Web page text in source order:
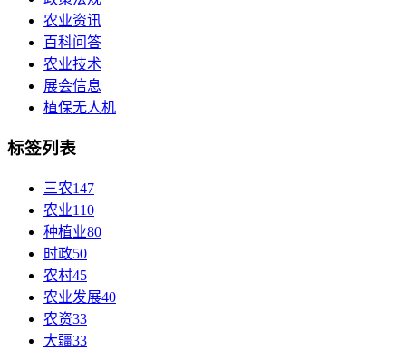
农业资讯
百科问答
农业技术
展会信息
植保无人机
标签列表
三农147
农业110
种植业80
时政50
农村45
农业发展40
农资33
大疆33